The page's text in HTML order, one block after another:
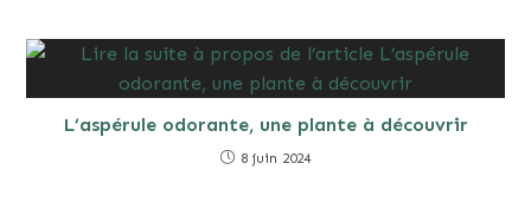
L’aspérule odorante, une plante à découvrir
8 juin 2024